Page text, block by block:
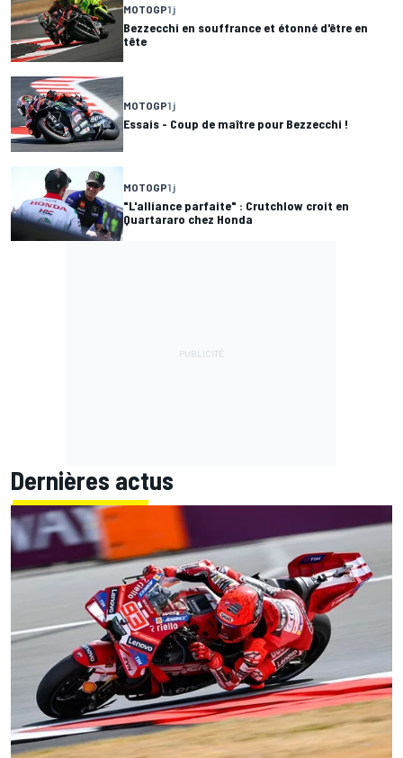
MOTOGP1 j
Bezzecchi en souffrance et étonné d'être en
tête
MOTOGP1 j
Essais - Coup de maître pour Bezzecchi !
MOTOGP1 j
"L'alliance parfaite" : Crutchlow croit en
Quartararo chez Honda
Dernières actus